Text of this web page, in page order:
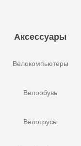
Аксессуары
Велокомпьютеры
Велообувь
Велотрусы